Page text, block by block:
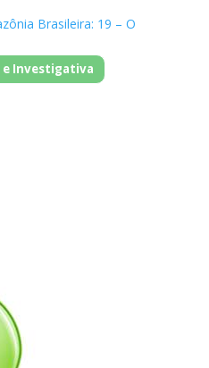
Brasileira: 19 – O
Investigativa